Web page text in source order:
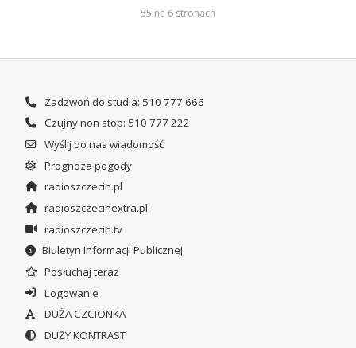
55 na 6 stronach
Zadzwoń do studia: 510 777 666
Czujny non stop: 510 777 222
Wyślij do nas wiadomość
Prognoza pogody
radioszczecin.pl
radioszczecinextra.pl
radioszczecin.tv
Biuletyn Informacji Publicznej
Posłuchaj teraz
Logowanie
DUŻA CZCIONKA
DUŻY KONTRAST